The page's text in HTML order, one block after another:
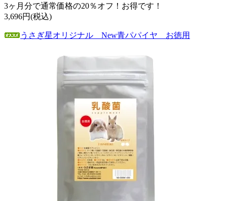
3ヶ月分で通常価格の20％オフ！お得です！
3,696円(税込)
うさぎ星オリジナル New青パパイヤ お徳用